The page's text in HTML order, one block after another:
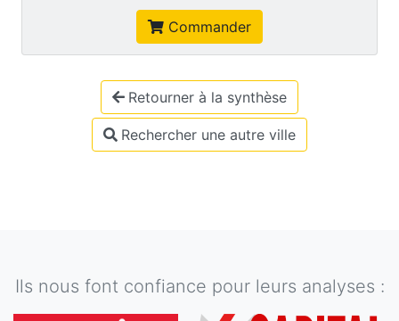
Commander
Retourner à la synthèse
Rechercher une autre ville
Ils nous font confiance pour leurs analyses :